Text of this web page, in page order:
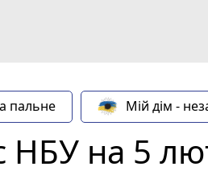
пальне Мій дім -
НБУ на 5